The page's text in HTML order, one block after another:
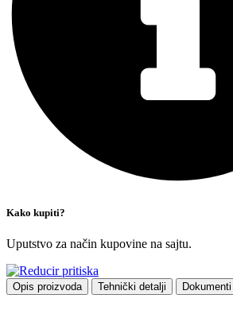
Kako kupiti?
Uputstvo za način kupovine na sajtu.
Opis proizvoda Tehnički detalji Dokumenti